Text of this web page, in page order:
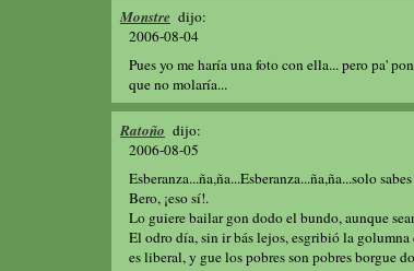
Monstre dijo:
2006-08-04
Pues yo me haría una foto con ella... pero pa'
que no molaría...
Ratoño dijo:
2006-08-05
Esberanza...ña,ña...Esberanza...ña,ña...solo
Bero, ¡eso sí!.
Lo guiere bailar gon dodo el bundo, aunque
El odro día, sin ir bás lejos, esgribió la
es liberal, y gue los pobres son pobres borgue